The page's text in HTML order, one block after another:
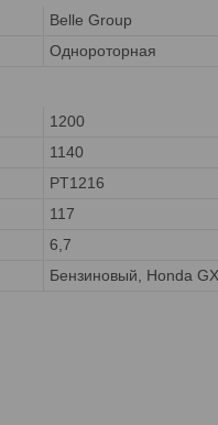
Belle Group
Однороторная
1200
1140
PT1216
117
6,7
Бензиновый, Honda